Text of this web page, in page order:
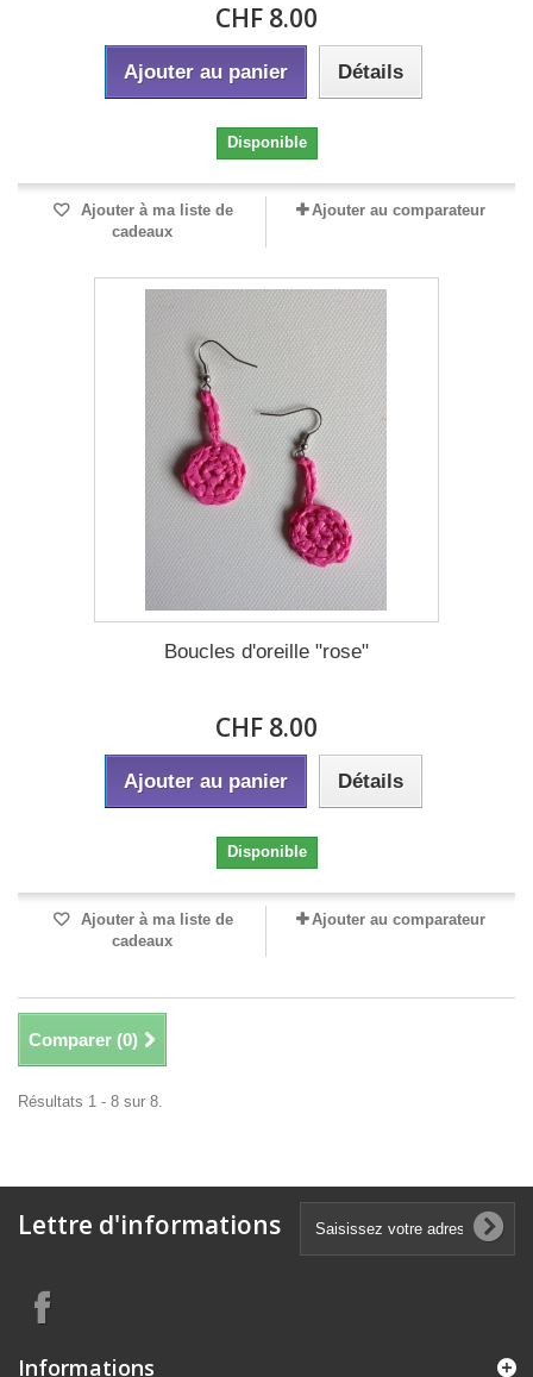
CHF 8.00
Ajouter au panier Détails
Disponible
Ajouter à ma liste de
cadeaux
Ajouter au comparateur
Boucles d'oreille "rose"
CHF 8.00
Ajouter au panier Détails
Disponible
Ajouter à ma liste de
cadeaux
Ajouter au comparateur
Comparer (0)
Résultats 1 - 8 sur 8.
Lettre d'informations
Informations